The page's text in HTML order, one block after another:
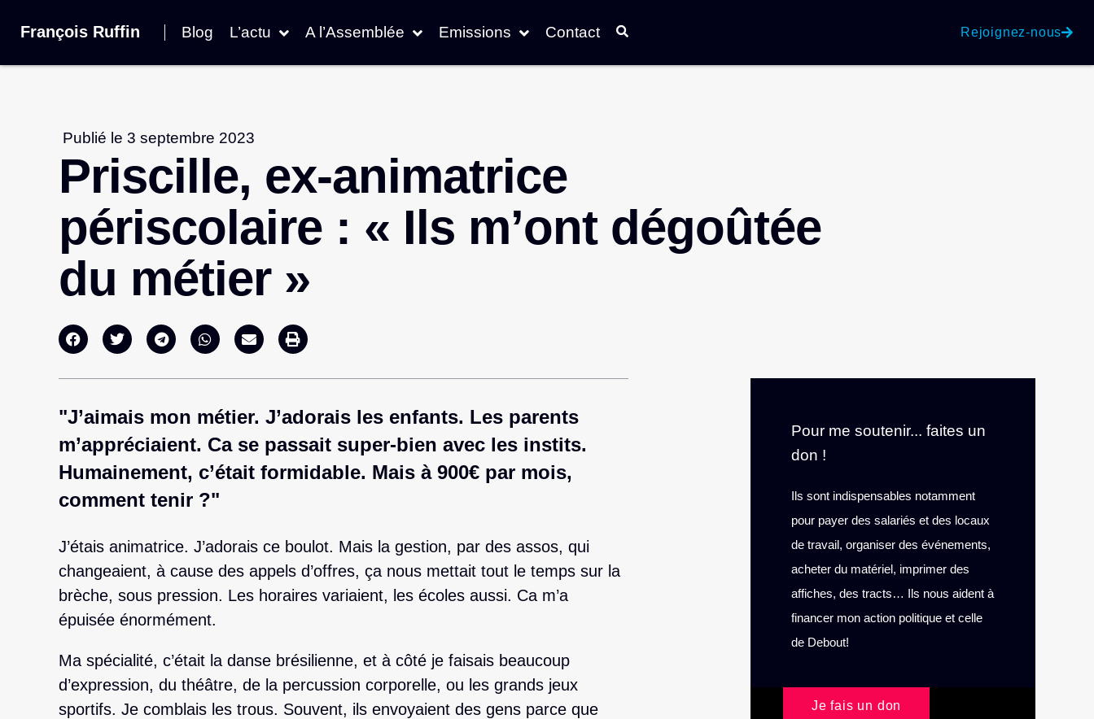
François Ruffin Blog L’actu A l’Assemblée Emissions Contact Rejoignez-nous
Publié le 3 septembre 2023
Priscille, ex-animatrice
périscolaire : « Ils m’ont dégoûtée
du métier »
"J’aimais mon métier. J’adorais les enfants. Les parents
m’appréciaient. Ca se passait super-bien avec les instits.
Humainement, c’était formidable. Mais à 900€ par mois,
comment tenir ?"
J’étais animatrice. J’adorais ce boulot. Mais la gestion, par des assos, qui
changeaient, à cause des appels d’offres, ça nous mettait tout le temps sur la
brèche, sous pression. Les horaires variaient, les écoles aussi. Ca m’a
épuisée énormément.
Ma spécialité, c’était la danse brésilienne, et à côté je faisais beaucoup
d’expression, du théâtre, de la percussion corporelle, ou les grands jeux
sportifs. Je comblais les trous. Souvent, ils envoyaient des gens parce que
Pour me soutenir... faites un
don !
Ils sont indispensables notamment
pour payer des salariés et des locaux
de travail, organiser des événements,
acheter du matériel, imprimer des
affiches, des tracts… Ils nous aident à
financer mon action politique et celle
de Debout!
Je fais un don